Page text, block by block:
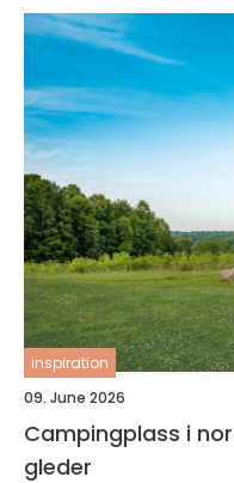
inspiration
09. June 2026
Campingplass i
gleder